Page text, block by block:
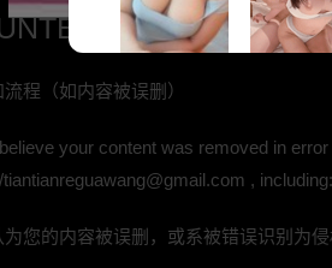
NOTIFICATION
流程（如内容被误删）
your content was removed in
tiantianreguawang@gmail.com , including:
为您的内容被误删，或系被错误识别为
奶白视频